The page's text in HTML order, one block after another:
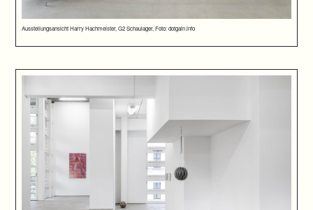
Ausstellungsansicht Harry Hachmeister, G2 Schaulager, Foto: dotgain.info